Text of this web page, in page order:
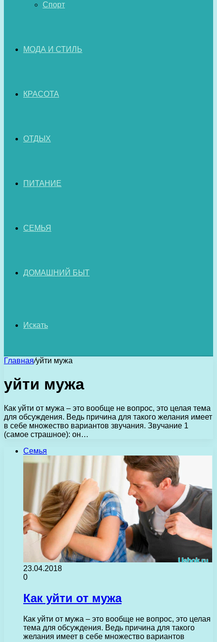
Спорт
МОДА И СТИЛЬ
КРАСОТА
ОТДЫХ
ПИТАНИЕ
СЕМЬЯ
ДОМАШНИЙ БЫТ
Искать
Главная/уйти мужа
уйти мужа
Как уйти от мужа – это вообще не вопрос, это целая тема
для обсуждения. Ведь причина для такого желания имеет
в себе множество вариантов звучания. Звучание 1
(самое страшное): он…
Семья
23.04.2018
0
Как уйти от мужа
Как уйти от мужа – это вообще не вопрос, это целая
тема для обсуждения. Ведь причина для такого
желания имеет в себе множество вариантов